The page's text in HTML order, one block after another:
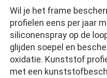
Wil je het frame
profielen eens per jaar
siliconenspray op de
glijden soepel en
oxidatie. Kunststof
met een